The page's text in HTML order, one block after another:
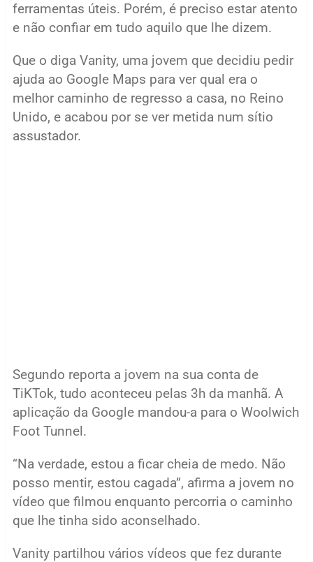
ferramentas úteis. Porém, é preciso estar atento
e não confiar em tudo aquilo que lhe dizem.
Que o diga Vanity, uma jovem que decidiu pedir
ajuda ao Google Maps para ver qual era o
melhor caminho de regresso a casa, no Reino
Unido, e acabou por se ver metida num sítio
assustador.
Segundo reporta a jovem na sua conta de
TiKTok, tudo aconteceu pelas 3h da manhã. A
aplicação da Google mandou-a para o Woolwich
Foot Tunnel.
“Na verdade, estou a ficar cheia de medo. Não
posso mentir, estou cagada”, afirma a jovem no
vídeo que filmou enquanto percorria o caminho
que lhe tinha sido aconselhado.
Vanity partilhou vários vídeos que fez durante